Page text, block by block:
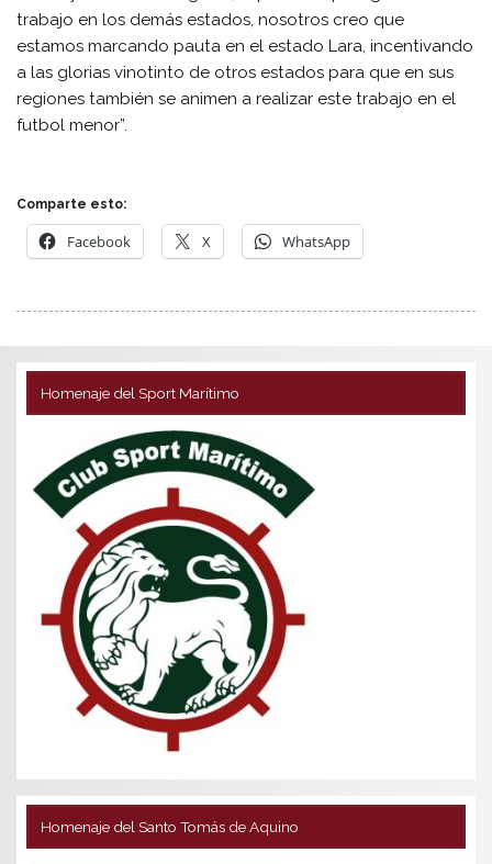
trabajo en los demás estados, nosotros creo que
estamos marcando pauta en el estado Lara, incentivando
a las glorias vinotinto de otros estados para que en sus
regiones también se animen a realizar este trabajo en el
futbol menor”.
Comparte esto:
Facebook X WhatsApp
Homenaje del Sport Marítimo
Homenaje del Santo Tomás de Aquino